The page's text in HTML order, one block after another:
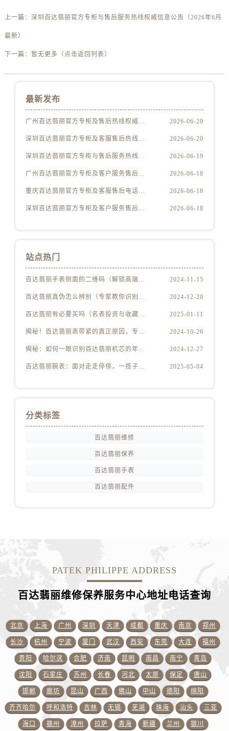
香港特别行政区九龙区油尖旺区弥敦道售后服务中心（需提前预约）
湖南省怀化市鹤城区迎丰中路售后服务中心（需提前预约）
湖南省岳阳市岳阳楼区东茅岭路售后服务中心（需提前预约）
湖南省长沙市芙蓉区建湘路393号世茂环球金融中心写字楼10层1013室售后服务中心（需提前预约）
湖南省株洲市芦淞区建设南路售后服务中心（需提前预约）
甘肃省白银市白银区北京路售后服务中心（需提前预约）
甘肃省定西市安定区解放路售后服务中心（需提前预约）
甘肃省敦煌市沙州镇阳关中路售后服务中心（需提前预约）
甘肃省合作市人民街售后服务中心（需提前预约）
甘肃省嘉峪关市雄关区新华中路售后服务中心（需提前预约）
甘肃省金昌市金川区北京路售后服务中心（需提前预约）
上一篇： 深圳百达翡丽官方专柜与售后服务热线权威信息公告（2026年6月
最新）
下一篇： 暂无更多（点击返回列表）
最新发布
广州百达翡丽官方专柜及售后热线权威信息公告（2026年6月最新） 2026-06-20
深圳百达翡丽官方专柜及客服售后热线权威信息公告（2026年6月最新） 2026-06-20
深圳百达翡丽官方专柜与售后服务热线权威信息公告（2026年6月最新） 2026-06-19
广州百达翡丽官方专柜及客户服务售后电话权威信息公告（2026年6月最新） 2026-06-18
重庆百达翡丽官方专柜及客服售后电话权威信息公告（2026年6月最新） 2026-06-18
深圳百达翡丽官方专柜及客户服务售后热线权威信息公告（2026年6月最新） 2026-06-18
站点热门
百达翡丽手表侧面的二维码（解锁高端手表隐藏功能指南） 2024-11-15
百达翡丽真伪怎么辨别（专家教你识别手表真假的技巧与步骤） 2024-12-20
百达翡丽有必要买吗（名表投资与收藏的价值分析） 2025-01-11
揭秘！百达翡丽表带紧的真正原因，专业解读不容错过！ 2024-10-26
揭秘：如何一眼识别百达翡丽机芯的年份秘密 2024-12-27
百达翡丽腕表：面对走走停停，一揽子解决技巧大公开！ 2025-05-04
分类标签
百达翡丽维修
百达翡丽保养
百达翡丽手表
百达翡丽配件
PATEK PHILIPPE ADDRESS
百达翡丽维修保养服务中心地址电话查询
北京 上海 广州 深圳 天津 成都 重庆 南京 郑州
长沙 杭州 宁波 厦门 武汉 西安 东莞 大连 福州
贵阳 哈尔滨 合肥 济南 昆明 南昌 南宁 青岛
沈阳 石家庄 苏州 长春 河北 太原 保定 唐山
邯郸 廊坊 昆山 广西 佛山 中山 德阳 绵阳
齐齐哈尔 呼和浩特 吉林 无锡 芜湖 珠海 汕头 三亚
海口 赣州 漳州 拉萨 青海 新疆 兰州 银川